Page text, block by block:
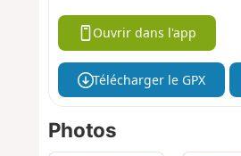
Ouvrir dans l'app
Télécharger le GPX
Photos